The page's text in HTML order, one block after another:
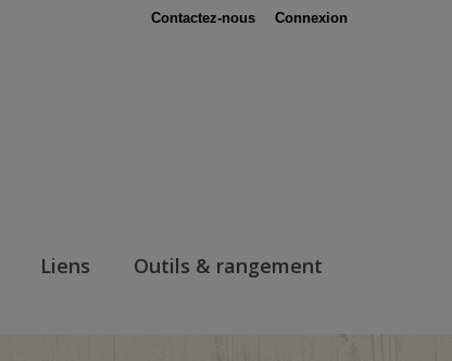
Connexion
Contactez-nous
Liens
Outils & rangement